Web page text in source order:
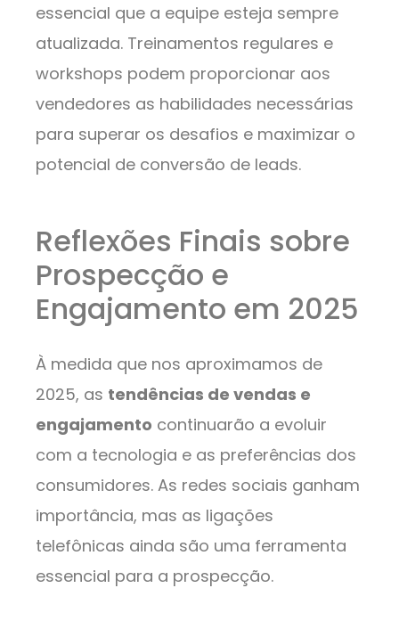
essencial que a equipe esteja sempre
atualizada. Treinamentos regulares e
workshops podem proporcionar aos
vendedores as habilidades necessárias
para superar os desafios e maximizar o
potencial de conversão de leads.
Reflexões Finais sobre
Prospecção e
Engajamento em 2025
À medida que nos aproximamos de
2025, as tendências de vendas e
engajamento continuarão a evoluir
com a tecnologia e as preferências dos
consumidores. As redes sociais ganham
importância, mas as ligações
telefônicas ainda são uma ferramenta
essencial para a prospecção.